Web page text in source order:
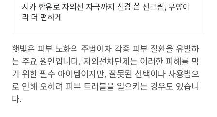
시카 함유로 자외선 자극까지 신경 쓴 선크림, 무향이
라 더 편하게
햇빛은 피부 노화의 주범이자 각종 피부 질환을 유발하
는 주요 원인입니다. 자외선차단제는 이러한 피해를 막
기 위한 필수 아이템이지만, 잘못된 선택이나 사용법으
로 인해 오히려 피부 트러블을 일으키는 경우도 있습니
다.